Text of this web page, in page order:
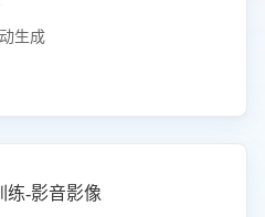
生成
练-影音影像